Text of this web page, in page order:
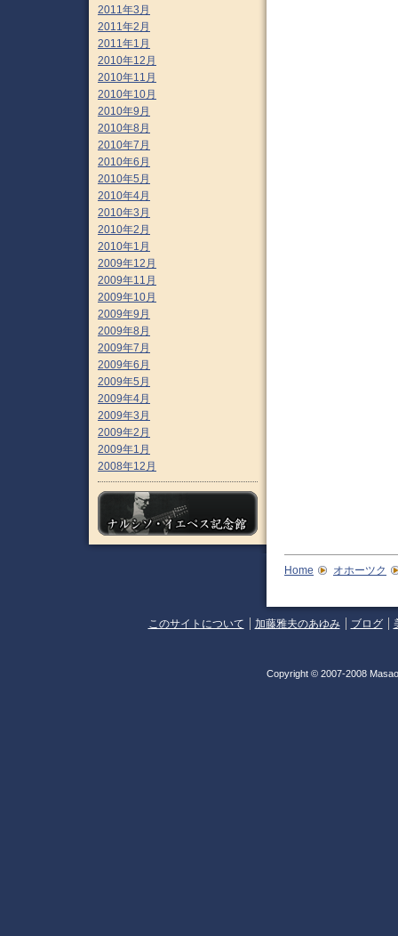
2011年3月
2011年2月
2011年1月
2010年12月
2010年11月
2010年10月
2010年9月
2010年8月
2010年7月
2010年6月
2010年5月
2010年4月
2010年3月
2010年2月
2010年1月
2009年12月
2009年11月
2009年10月
2009年9月
2009年8月
2009年7月
2009年6月
2009年5月
2009年4月
2009年3月
2009年2月
2009年1月
2008年12月
Home オホーツク
このサイトについて 加藤雅夫のあゆみ ブログ
Copyright © 2007-2008